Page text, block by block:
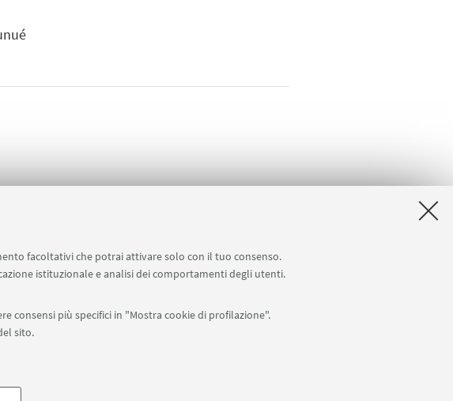
facoltativi che potrai attivare solo con il tuo consenso.
istituzionale e analisi dei comportamenti degli utenti.
consensi più specifici in "Mostra cookie di profilazione".
sito.
Carta dei servizi
- CF: 80007010376